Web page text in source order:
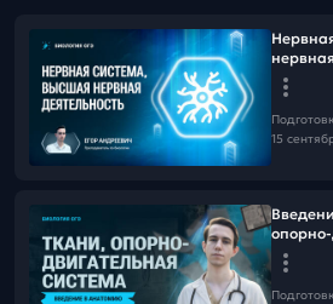
15
опорно-